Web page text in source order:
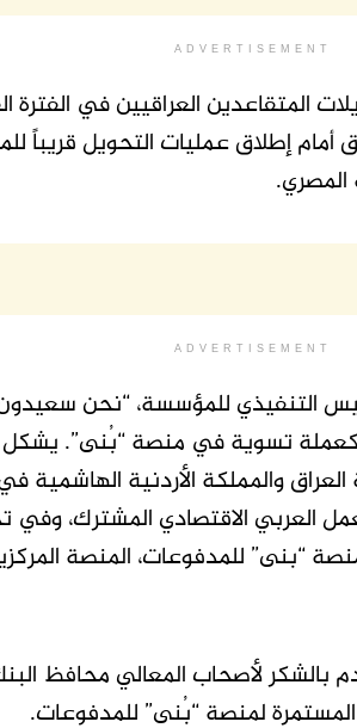
ADVERTISEMENT
المتقاعدين العراقيين في الفترة
إطلاق عمليات التحويل قريباً
ADVERTISEMENT
التنفيذي للمؤسسة، “نحن
كعملة تسوية في منصة “بُنى”. يشكل
والمملكة الأردنية الهاشمية
العربي الاقتصادي المشترك،
“بنى” للمدفوعات، المنصة
بالشكر لأصحاب المعالي محافظ
لمنصة “بُنى” للمدفوعات.